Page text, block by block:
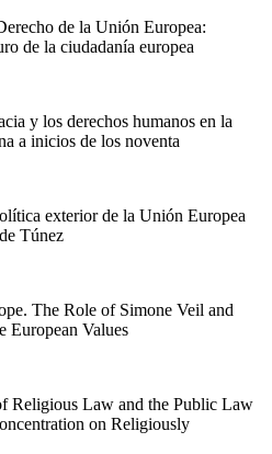
de la Unión Europea:
de la ciudadanía europea
y los derechos humanos en la
a inicios de los noventa
exterior de la Unión Europea
Túnez
The Role of Simone Veil and
European Values
Religious Law and the Public Law
on Religiously